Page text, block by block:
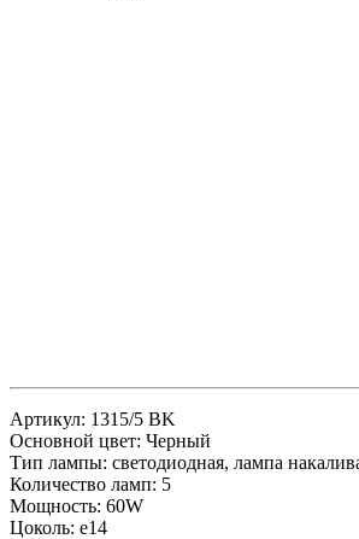
Артикул: 1315/5 BK
Основной цвет: Черный
Тип лампы: светодиодная, лампа
Количество ламп: 5
Мощность: 60W
Цоколь: e14